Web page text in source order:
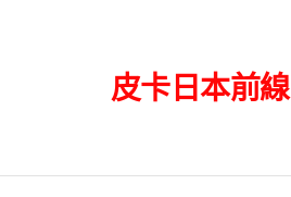
皮卡日本前線